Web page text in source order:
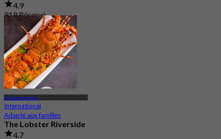
4.9
919 Réservé
De
฿ 699
Charoen Krung
International
Adapté aux familles
The Lobster Riverside
4.7